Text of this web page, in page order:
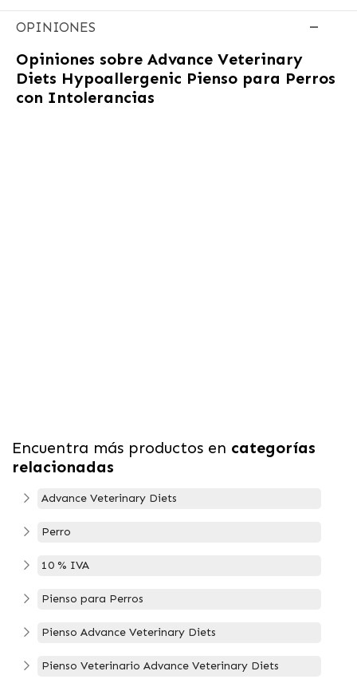
OPINIONES
Opiniones sobre Advance Veterinary
Diets Hypoallergenic Pienso para Perros
con Intolerancias
Encuentra más productos en categorías
relacionadas
Advance Veterinary Diets
Perro
10 % IVA
Pienso para Perros
Pienso Advance Veterinary Diets
Pienso Veterinario Advance Veterinary Diets